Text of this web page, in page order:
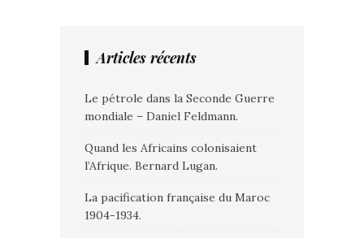
Articles récents
Le pétrole dans la Seconde Guerre
mondiale – Daniel Feldmann.
Quand les Africains colonisaient
l’Afrique. Bernard Lugan.
La pacification française du Maroc
1904-1934.